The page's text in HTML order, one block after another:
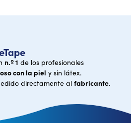
n.º 1 de los profesionales
con la piel y sin látex.
directamente al fabricante.